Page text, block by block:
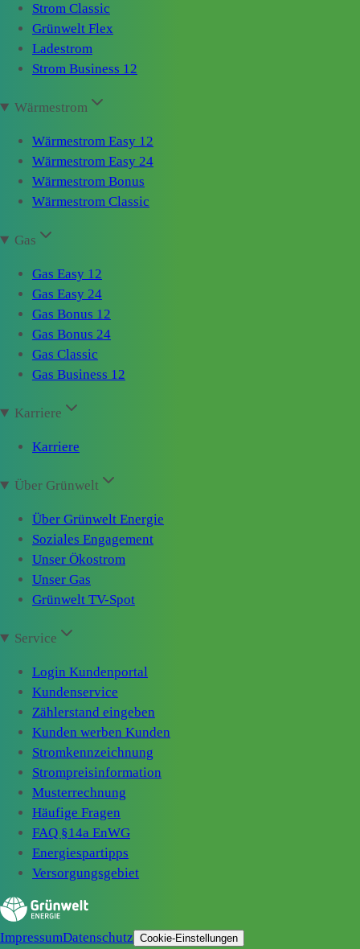
Strom Classic
Grünwelt Flex
Ladestrom
Strom Business 12
Wärmestrom
Wärmestrom Easy 12
Wärmestrom Easy 24
Wärmestrom Bonus
Wärmestrom Classic
Gas
Gas Easy 12
Gas Easy 24
Gas Bonus 12
Gas Bonus 24
Gas Classic
Gas Business 12
Karriere
Karriere
Über Grünwelt
Über Grünwelt Energie
Soziales Engagement
Unser Ökostrom
Unser Gas
Grünwelt TV-Spot
Service
Login Kundenportal
Kundenservice
Zählerstand eingeben
Kunden werben Kunden
Stromkennzeichnung
Strompreisinformation
Musterrechnung
Häufige Fragen
FAQ §14a EnWG
Energiespartipps
Versorgungsgebiet
ImpressumDatenschutz Cookie-Einstellungen